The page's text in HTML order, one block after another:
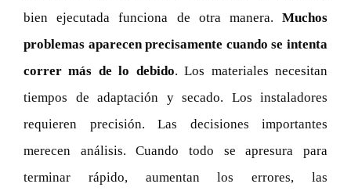
bien ejecutada funciona de otra manera. Muchos
problemas aparecen precisamente cuando se intenta
correr más de lo debido. Los materiales necesitan
tiempos de adaptación y secado. Los instaladores
requieren precisión. Las decisiones importantes
merecen análisis. Cuando todo se apresura para
terminar rápido, aumentan los errores, las